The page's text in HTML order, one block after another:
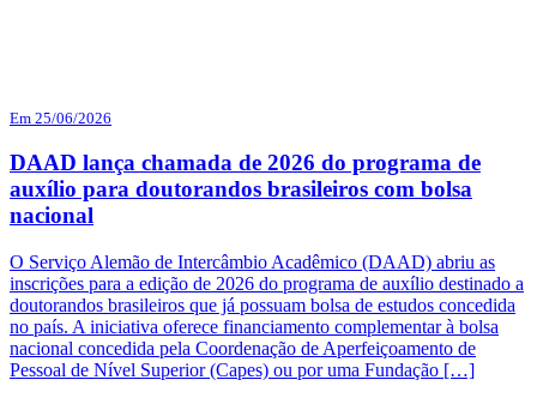
Em 25/06/2026
DAAD lança chamada de 2026 do programa de
auxílio para doutorandos brasileiros com bolsa
nacional
O Serviço Alemão de Intercâmbio Acadêmico (DAAD) abriu as
inscrições para a edição de 2026 do programa de auxílio destinado a
doutorandos brasileiros que já possuam bolsa de estudos concedida
no país. A iniciativa oferece financiamento complementar à bolsa
nacional concedida pela Coordenação de Aperfeiçoamento de
Pessoal de Nível Superior (Capes) ou por uma Fundação […]